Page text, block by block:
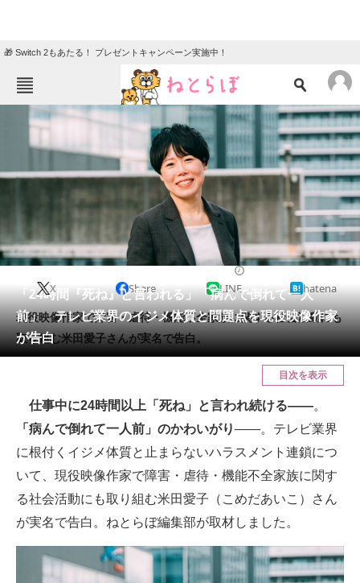
🎁 Switch 2もあたる！ プレゼントキャンペーン実施中！
ねとらぼメニュー
ニュース
クイズ
地域
教育・育児
動物 リサーチ
会員記事
メディア
注目記事を集めた総合ページ
スマホと通信の最新トレンド
好きが集まる 比べて選べる
AI活用のいまが分かる
「24時間『死ね』と言われる」「病んで倒れて一人
前」 テレビ業界のイジメ体質と問題点を現役映像作家
が告白
X Share LINE hatena
現役映像作家で障害・虐待・機能不全家族に関する社会活動にも
取り組む米田愛子さんが実名で告白。
目次を表示
仕事中に24時間以上「死ね」と言われ続ける――。
「病んで倒れて一人前」のかわいがり――。テレビ業界
に根付くイジメ体質と止まらないハラスメント連鎖につ
いて、現役映像作家で障害・虐待・機能不全家族に関す
る社会活動にも取り組む米田愛子（こめだあいこ）さん
が実名で告白。ねとらぼ編集部が取材しました。